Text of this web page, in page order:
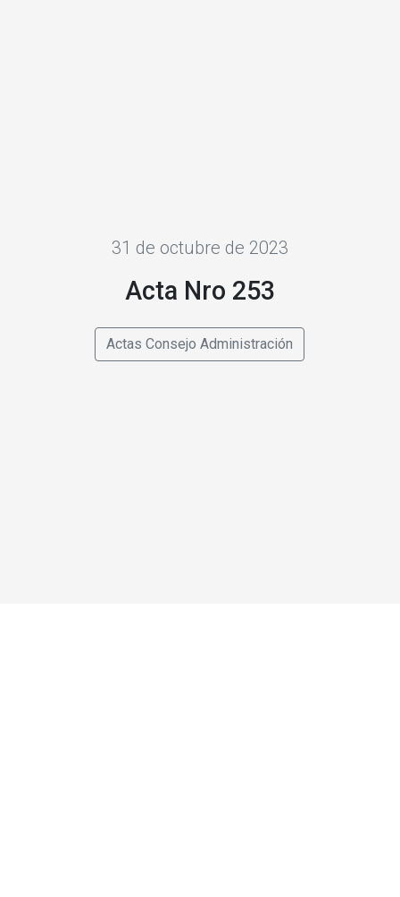
31 de octubre de 2023
Acta Nro 253
Actas Consejo Administración